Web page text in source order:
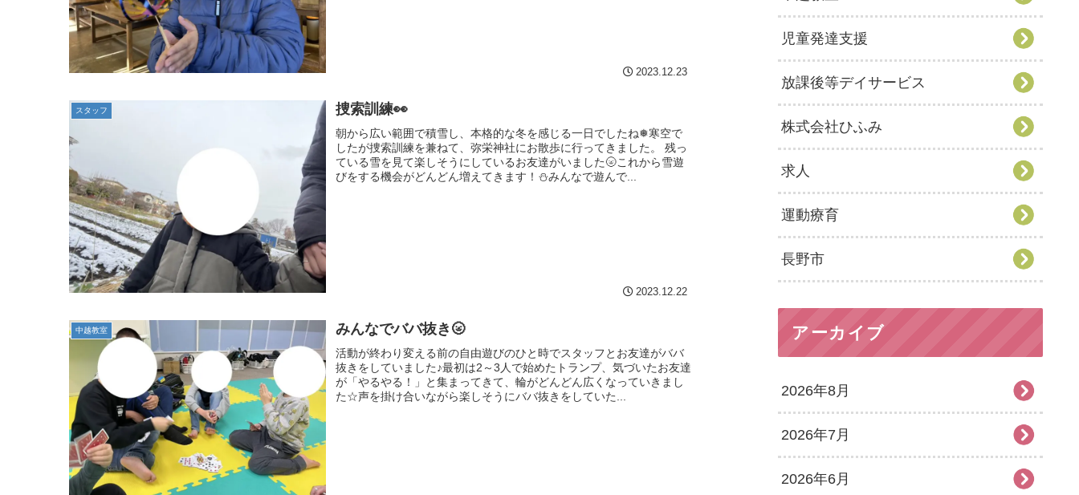
2023.12.23
スタッフ 捜索訓練👀
朝から広い範囲で積雪し、本格的な冬を感じる一日でしたね❅寒空で
したが捜索訓練を兼ねて、弥栄神社にお散歩に行ってきました。 残っ
ている雪を見て楽しそうにしているお友達がいました🌝これから雪遊
びをする機会がどんどん増えてきます！⛄みんなで遊んで...
2023.12.22
中越教室 みんなでババ抜き🌝
活動が終わり変える前の自由遊びのひと時でスタッフとお友達がババ
抜きをしていました♪最初は2～3人で始めたトランプ、気づいたお友達
が「やるやる！」と集まってきて、輪がどんどん広くなっていきまし
た☆声を掛け合いながら楽しそうにババ抜きをしていた...
児童発達支援
放課後等デイサービス
株式会社ひふみ
求人
運動療育
長野市
アーカイブ
2026年8月
2026年7月
2026年6月